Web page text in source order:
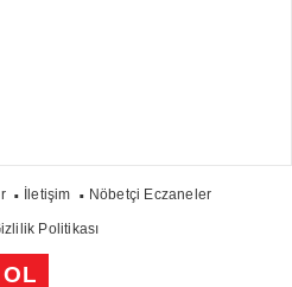
İletişim Nöbetçi Eczaneler
Politikası
OL